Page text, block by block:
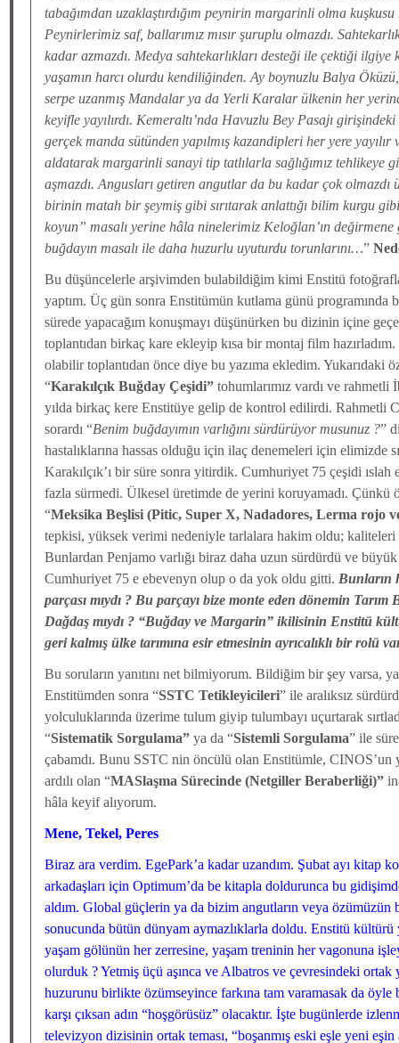
tabağımdan uzaklaştırdığım peynirin margarinli olma
Peynirlerimiz saf, ballarımız mısır şuruplu olmazdı.
kadar azmazdı. Medya sahtekarlıkları desteği ile çektiği ilgiye
yaşamın harcı olurdu kendiliğinden. Ay boynuzlu Balya
serpe uzanmış Mandalar ya da Yerli Karalar ülkenin her
keyifle yayılırdı. Kemeraltı’nda Havuzlu Bey Pasajı
gerçek manda sütünden yapılmış kazandipleri her yere yayılır
aldatarak margarinli sanayi tip tatlılarla sağlığımız tehlikeye
aşmazdı. Angusları getiren angutlar da bu kadar çok olmazdı
birinin matah bir şeymiş gibi sırıtarak anlattığı bilim kurgu
koyun” masalı yerine hâla ninelerimiz Keloğlan’ın
buğdayın masalı ile daha huzurlu uyuturdu torunlarını…”
Bu düşüncelerle arşivimden bulabildiğim kimi Enstitü
yaptım. Üç gün sonra Enstitümün kutlama günü programında
sürede yapacağım konuşmayı düşünürken bu dizinin içine
toplantıdan birkaç kare ekleyip kısa bir montaj film
olabilir toplantıdan önce diye bu yazıma ekledim. Yukarıdaki
“Karakılçık Buğday Çeşidi” tohumlarımız vardı ve rahmetli
yılda birkaç kere Enstitüye gelip de kontrol edilirdi. Rahmetli
sorardı “Benim buğdayımın varlığını sürdürüyor musunuz ?”
hastalıklarına hassas olduğu için ilaç denemeleri için elimizde
Karakılçık’ı bir süre sonra yitirdik. Cumhuriyet 75 çeşidi
fazla sürmedi. Ülkesel üretimde de yerini koruyamadı. Çünkü
“Meksika Beşlisi (Pitic, Super X, Nadadores, Lerma rojo
tepkisi, yüksek verimi nedeniyle tarlalara hakim oldu;
Bunlardan Penjamo varlığı biraz daha uzun sürdürdü ve
Cumhuriyet 75 e ebevenyn olup o da yok oldu gitti. Bunların
parçası mıydı ? Bu parçayı bize monte eden dönemin
Dağdaş mıydı ? “Buğday ve Margarin” ikilisinin Enstitü
geri kalmış ülke tarımına esir etmesinin ayrıcalıklı bir rolü
Bu soruların yanıtını net bilmiyorum. Bildiğim bir şey varsa,
Enstitümden sonra “SSTC Tetikleyicileri” ile aralıksız
yolculuklarında üzerime tulum giyip tulumbayı uçurtarak
“Sistematik Sorgulama” ya da “Sistemli Sorgulama” ile
çabamdı. Bunu SSTC nin öncülü olan Enstitümle,
ardılı olan “MASlaşma Sürecinde (Netgiller Beraberliği)”
hâla keyif alıyorum.
Mene, Tekel, Peres
Biraz ara verdim. EgePark’a kadar uzandım. Şubat ayı kitap
arkadaşları için Optimum’da be kitapla doldurunca bu
aldım. Global güçlerin ya da bizim angutların veya
sonucunda bütün dünyam aymazlıklarla doldu. Enstitü kültürü
yaşam gölünün her zerresine, yaşam treninin her vagonuna
olurduk ? Yetmiş üçü aşınca ve Albatros ve çevresindeki ortak
huzurunu birlikte özümseyince farkına tam varamasak da öyle
karşı çıksan adın “hoşgörüsüz” olacaktır. İşte bugünlerde
televizyon dizisinin ortak teması, “boşanmış eski eşle yeni